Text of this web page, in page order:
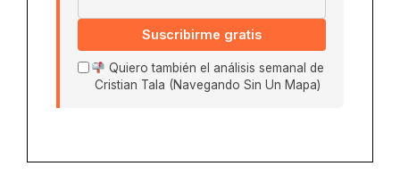
Suscribirme gratis
Quiero también el análisis semanal de
Cristian Tala (Navegando Sin Un Mapa)